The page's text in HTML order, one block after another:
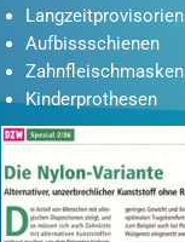
Langzeitprovisorien
Aufbissschienen
Zahnfleischmasken
Kinderprothesen